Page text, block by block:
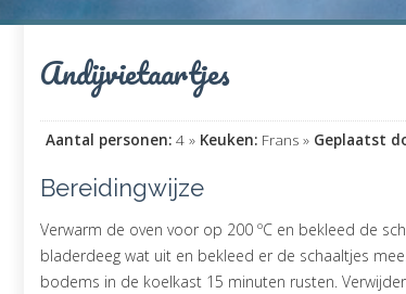
Andijvietaartjes
Aantal personen: 4 » Keuken: Frans » Geplaatst
Bereidingwijze
Verwarm de oven voor op 200 ºC en bekleed de
bladerdeeg wat uit en bekleed er de schaaltjes
bodems in de koelkast 15 minuten rusten.